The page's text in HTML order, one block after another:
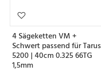
4 Sägeketten VM +
Schwert passend für Tarus
5200 | 40cm 0.325 66TG
1,5mm